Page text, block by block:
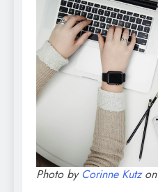
Photo by Corinne Kutzon